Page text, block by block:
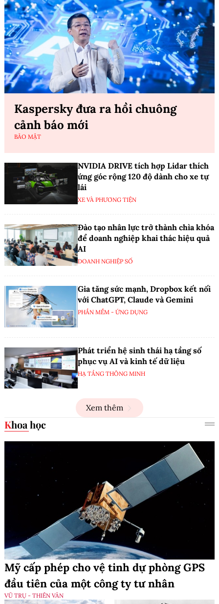
Kaspersky đưa ra hồi chuông
cảnh báo mới
BẢO MẬT
NVIDIA DRIVE tích hợp Lidar thích
ứng góc rộng 120 độ dành cho xe tự
lái
XE VÀ PHƯƠNG TIỆN
Đào tạo nhân lực trở thành chìa khóa
để doanh nghiệp khai thác hiệu quả
AI
DOANH NGHIỆP SỐ
Gia tăng sức mạnh, Dropbox kết nối
với ChatGPT, Claude và Gemini
PHẦN MỀM - ỨNG DỤNG
Phát triển hệ sinh thái hạ tầng số
phục vụ AI và kinh tế dữ liệu
HẠ TẦNG THÔNG MINH
Xem thêm
Khoa học
Mỹ cấp phép cho vệ tinh dự phòng GPS
đầu tiên của một công ty tư nhân
VŨ TRỤ - THIÊN VĂN